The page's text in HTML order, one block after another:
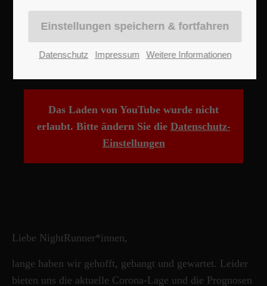
Support
24h/ 365days
Cybersteel Inc.
376-293 City Road, Suite 600
San Francisco, CA 94102
Coburg
Das Laden von YouTube wurde nicht
erlaubt. Bitte ändern Sie die Datenschutz-
Einstellungen
Liebe NightRunner*innen,
lange haben wir gehofft, gebangt und gewartet. Leider
bieten uns die aktuelle Corona-Lage und die Prognosen
Datenschutz Impressum Weitere Informationen